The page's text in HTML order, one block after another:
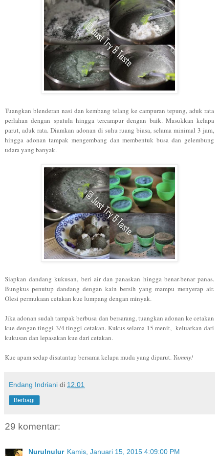
Tuangkan blenderan nasi dan kembang telang ke campuran tepung, aduk rata
perlahan dengan spatula hingga tercampur dengan baik. Masukkan kelapa
parut, aduk rata. Diamkan adonan di suhu ruang biasa, selama minimal 3 jam,
hingga adonan tampak mengembang dan membentuk busa dan gelembung
udara yang banyak.
Siapkan dandang kukusan, beri air dan panaskan hingga benar-benar panas.
Bungkus penutup dandang dengan kain bersih yang mampu menyerap air.
Olesi permukaan cetakan kue lumpang dengan minyak.
Jika adonan sudah tampak berbusa dan bersarang, tuangkan adonan ke cetakan
kue dengan tinggi 3/4 tinggi cetakan. Kukus selama 15 menit, keluarkan dari
kukusan dan lepasakan kue dari cetakan.
Kue apam sedap disatantap bersama kelapa muda yang diparut. Yummy!
Endang Indriani di 12.01
Berbagi
29 komentar:
Nurulnulur Kamis, Januari 15, 2015 4:09:00 PM